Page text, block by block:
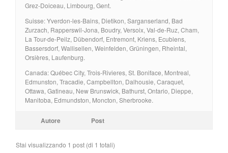
Grez-Doiceau, Limbourg, Gent.
Suisse: Yverdon-les-Bains, Dietikon, Sarganserland, Bad
Zurzach, Rapperswil-Jona, Boudry, Versoix, Val-de-Ruz, Cham,
La Tour-de-Peilz, Dübendorf, Entremont, Kriens, Ecublens,
Bassersdorf, Wallisellen, Weinfelden, Grüningen, Rheintal,
Orsières, Laufenburg.
Canada: Québec City, Trois-Rivieres, St. Boniface, Montreal,
Edmunston, Tracadie, Campbellton, Dalhousie, Caraquet,
Ottawa, Gatineau, New Brunswick, Bathurst, Ontario, Dieppe,
Manitoba, Edmundston, Moncton, Sherbrooke.
Autore Post
Stai visualizzando 1 post (di 1 totali)